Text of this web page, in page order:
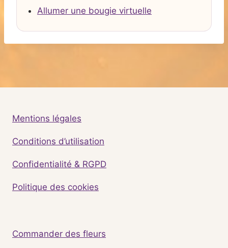
Allumer une bougie virtuelle
Mentions légales
Conditions d’utilisation
Confidentialité & RGPD
Politique des cookies
Commander des fleurs